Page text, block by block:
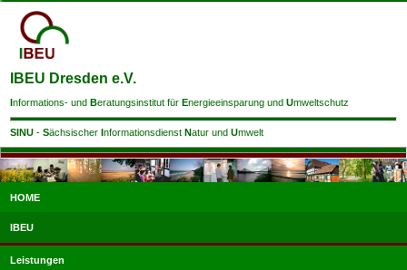
IBEU Dresden e.V.
Informations- und Beratungsinstitut für Energieeinsparung und Umweltschutz
SINU- Sächsischer Informationsdienst Natur und Umwelt
HOME
IBEU
Leistungen